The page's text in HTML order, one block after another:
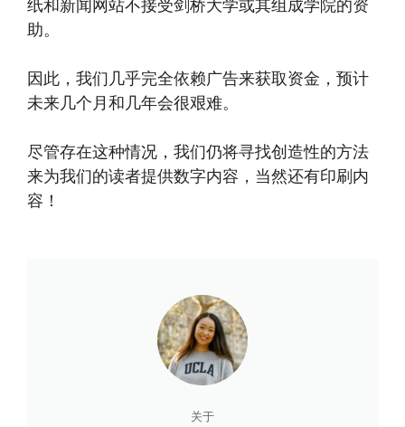
纸和新闻网站不接受剑桥大学或其组成学院的资
助。
因此，我们几乎完全依赖广告来获取资金，预计
未来几个月和几年会很艰难。
尽管存在这种情况，我们仍将寻找创造性的方法
来为我们的读者提供数字内容，当然还有印刷内
容！
关于